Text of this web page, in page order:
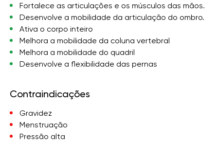
Fortalece as articulações e os músculos das mãos.
Desenvolve a mobilidade da articulação do ombro.
Ativa o corpo inteiro
Melhora a mobilidade da coluna vertebral
Melhora a mobilidade do quadril
Desenvolve a flexibilidade das pernas
Contraindicações
Gravidez
Menstruação
Pressão alta